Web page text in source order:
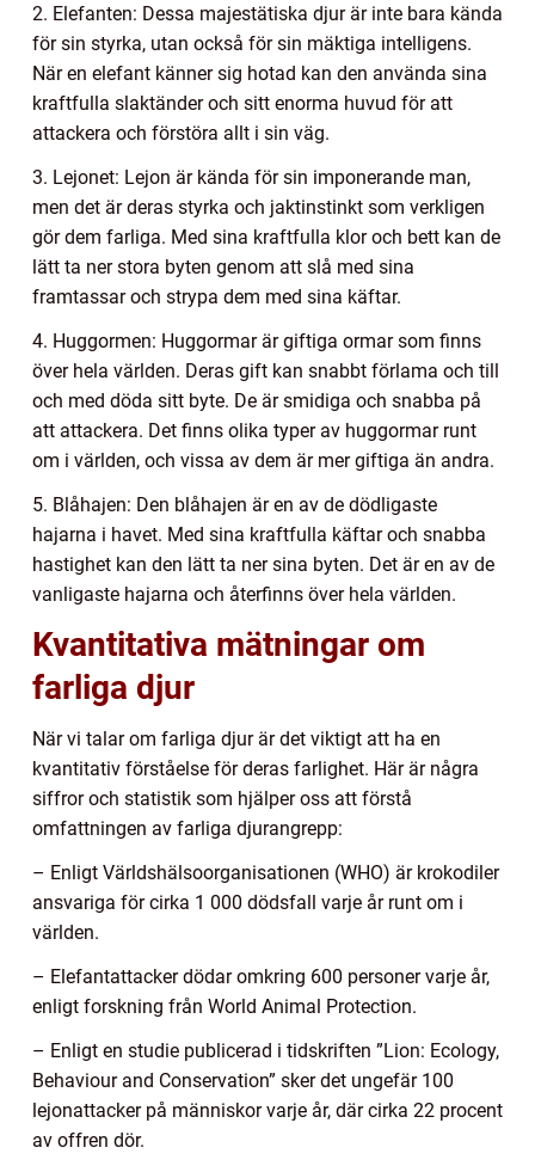
2. Elefanten: Dessa majestätiska djur är inte bara kända
för sin styrka, utan också för sin mäktiga intelligens.
När en elefant känner sig hotad kan den använda sina
kraftfulla slaktänder och sitt enorma huvud för att
attackera och förstöra allt i sin väg.
3. Lejonet: Lejon är kända för sin imponerande man,
men det är deras styrka och jaktinstinkt som verkligen
gör dem farliga. Med sina kraftfulla klor och bett kan de
lätt ta ner stora byten genom att slå med sina
framtassar och strypa dem med sina käftar.
4. Huggormen: Huggormar är giftiga ormar som finns
över hela världen. Deras gift kan snabbt förlama och till
och med döda sitt byte. De är smidiga och snabba på
att attackera. Det finns olika typer av huggormar runt
om i världen, och vissa av dem är mer giftiga än andra.
5. Blåhajen: Den blåhajen är en av de dödligaste
hajarna i havet. Med sina kraftfulla käftar och snabba
hastighet kan den lätt ta ner sina byten. Det är en av de
vanligaste hajarna och återfinns över hela världen.
Kvantitativa mätningar om
farliga djur
När vi talar om farliga djur är det viktigt att ha en
kvantitativ förståelse för deras farlighet. Här är några
siffror och statistik som hjälper oss att förstå
omfattningen av farliga djurangrepp:
– Enligt Världshälsoorganisationen (WHO) är krokodiler
ansvariga för cirka 1 000 dödsfall varje år runt om i
världen.
– Elefantattacker dödar omkring 600 personer varje år,
enligt forskning från World Animal Protection.
– Enligt en studie publicerad i tidskriften ”Lion: Ecology,
Behaviour and Conservation” sker det ungefär 100
lejonattacker på människor varje år, där cirka 22 procent
av offren dör.